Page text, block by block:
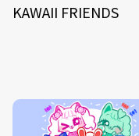
KAWAII FRIENDS